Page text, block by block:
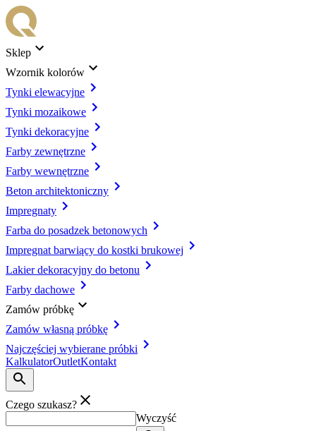
Sklep
Wzornik kolorów
Tynki elewacyjne
Tynki mozaikowe
Tynki dekoracyjne
Farby zewnętrzne
Farby wewnętrzne
Beton architektoniczny
Impregnaty
Farba do posadzek betonowych
Impregnat barwiący do kostki brukowej
Lakier dekoracyjny do betonu
Farby dachowe
Zamów próbkę
Zamów własną próbkę
Najczęściej wybierane próbki
KalkulatorOutletKontakt
Czego szukasz?
Wyczyść